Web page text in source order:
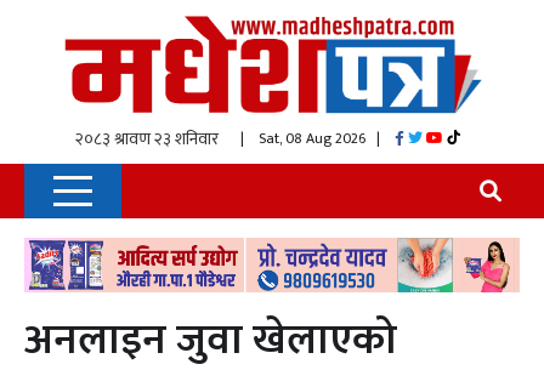
| Sat, 08 Aug 2026 |
अनलाइन जुवा खेलाएको